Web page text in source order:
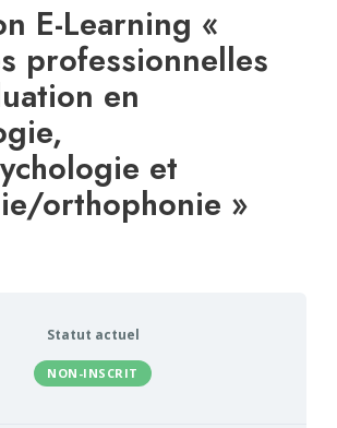
E-Learning «
professionnelles
en
et
orthophonie »
Statut actuel
NON-INSCRIT